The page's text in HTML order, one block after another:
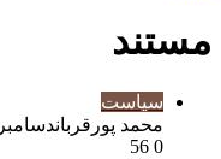
مستند
سیاست
محمد پورقرباندسامبر 28, 2020
0